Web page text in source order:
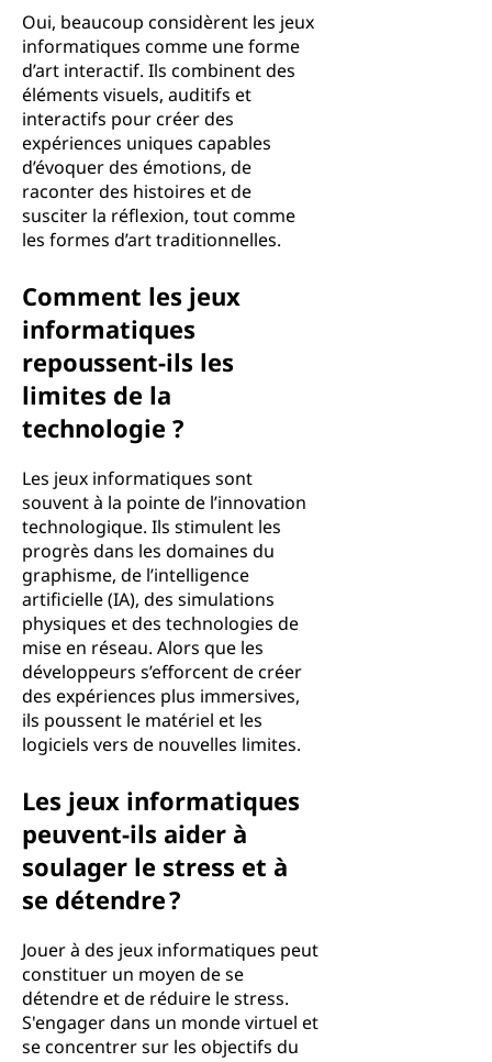
Oui, beaucoup considèrent les jeux
informatiques comme une forme
d’art interactif. Ils combinent des
éléments visuels, auditifs et
interactifs pour créer des
expériences uniques capables
d’évoquer des émotions, de
raconter des histoires et de
susciter la réflexion, tout comme
les formes d’art traditionnelles.
Comment les jeux
informatiques
repoussent-ils les
limites de la
technologie ?
Les jeux informatiques sont
souvent à la pointe de l’innovation
technologique. Ils stimulent les
progrès dans les domaines du
graphisme, de l’intelligence
artificielle (IA), des simulations
physiques et des technologies de
mise en réseau. Alors que les
développeurs s’efforcent de créer
des expériences plus immersives,
ils poussent le matériel et les
logiciels vers de nouvelles limites.
Les jeux informatiques
peuvent-ils aider à
soulager le stress et à
se détendre ?
Jouer à des jeux informatiques peut
constituer un moyen de se
détendre et de réduire le stress.
S'engager dans un monde virtuel et
se concentrer sur les objectifs du